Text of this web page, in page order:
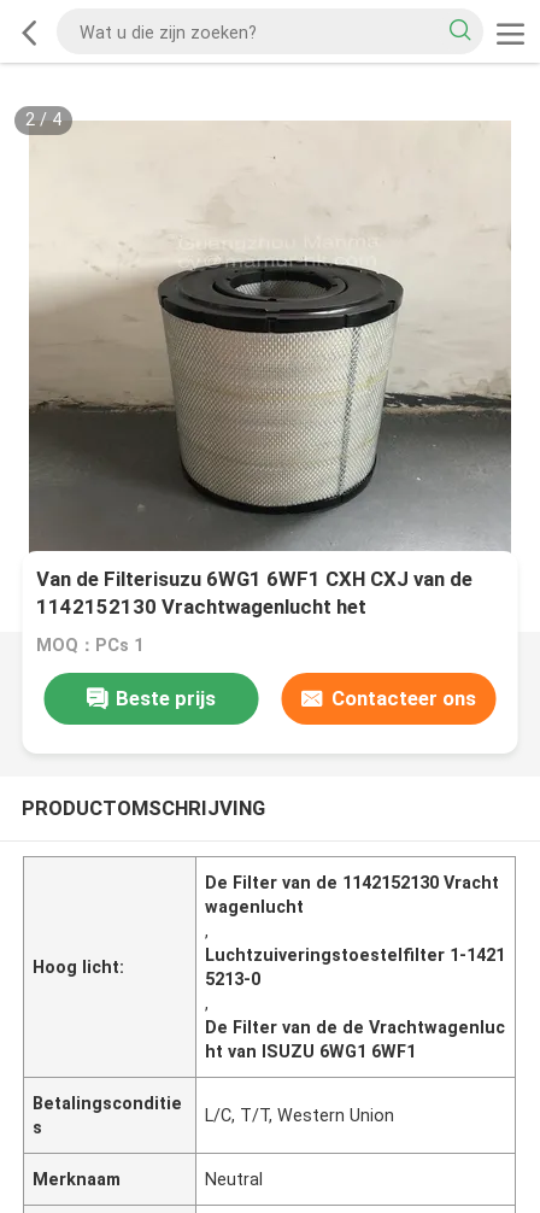
2/4
Van de Filterisuzu 6WG1 6WF1 CXH CXJ van de
1142152130 Vrachtwagenlucht het
Luchtzuiveringstoestelfilter 1-14215213-0
MOQ：PCs 1
Beste prijs Contacteer ons
PRODUCTOMSCHRIJVING
Hoog licht:
De Filter van de 1142152130 Vracht
wagenlucht
,
Luchtzuiveringstoestelfilter 1-1421
5213-0
,
De Filter van de de Vrachtwagenluc
ht van ISUZU 6WG1 6WF1
Betalingsconditie
s
L/C, T/T, Western Union
Merknaam Neutral